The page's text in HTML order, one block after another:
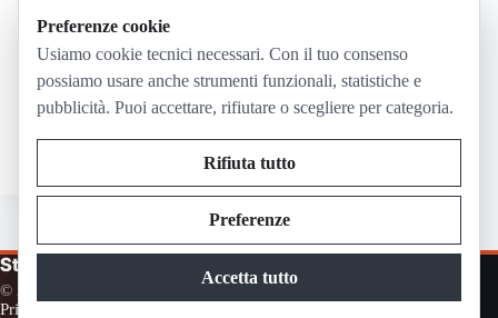
PC Gaming Show 2026 in diretta domenica 7
Streaming in Diretta
© 2026
Privacy
Preferenze cookie
Usiamo cookie tecnici necessari. Con il tuo consenso
possiamo usare anche strumenti funzionali, statistiche e
pubblicità. Puoi accettare, rifiutare o scegliere per categoria.
Rifiuta tutto
Preferenze
Accetta tutto